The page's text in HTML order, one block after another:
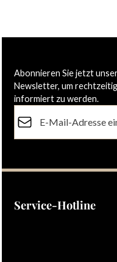
Abonnieren Sie jetzt
Newsletter, um
informiert zu werden.
Ich habe die
Service-Hotline